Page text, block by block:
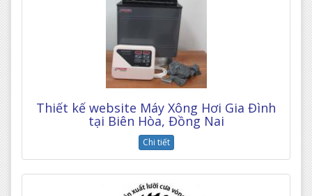
Thiết kế website Máy Xông Hơi Gia Đình
tại Biên Hòa, Đồng Nai
Chi tiết